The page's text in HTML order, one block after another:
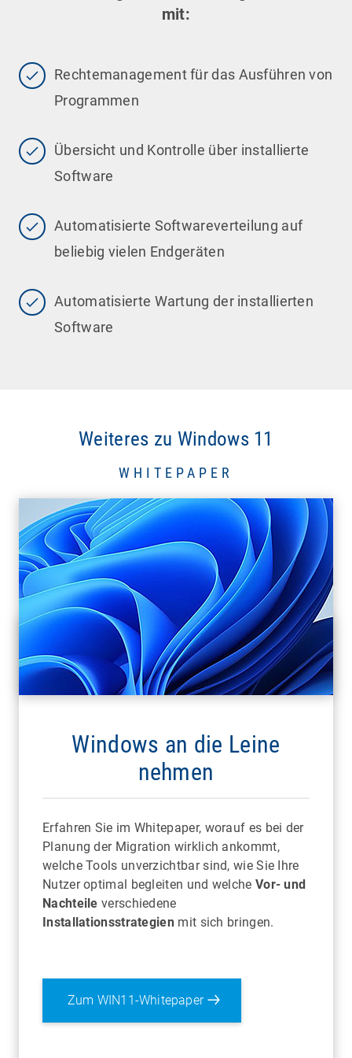
mit:
Rechtemanagement für das Ausführen von
Programmen
Übersicht und Kontrolle über installierte
Software
Automatisierte Softwareverteilung auf
beliebig vielen Endgeräten
Automatisierte Wartung der installierten
Software
Weiteres zu Windows 11
WHITEPAPER
Windows an die Leine
nehmen
Erfahren Sie im Whitepaper, worauf es bei der
Planung der Migration wirklich ankommt,
welche Tools unverzichtbar sind, wie Sie Ihre
Nutzer optimal begleiten und welche Vor- und
Nachteile verschiedene
Installationsstrategien mit sich bringen.
Zum WIN11-Whitepaper